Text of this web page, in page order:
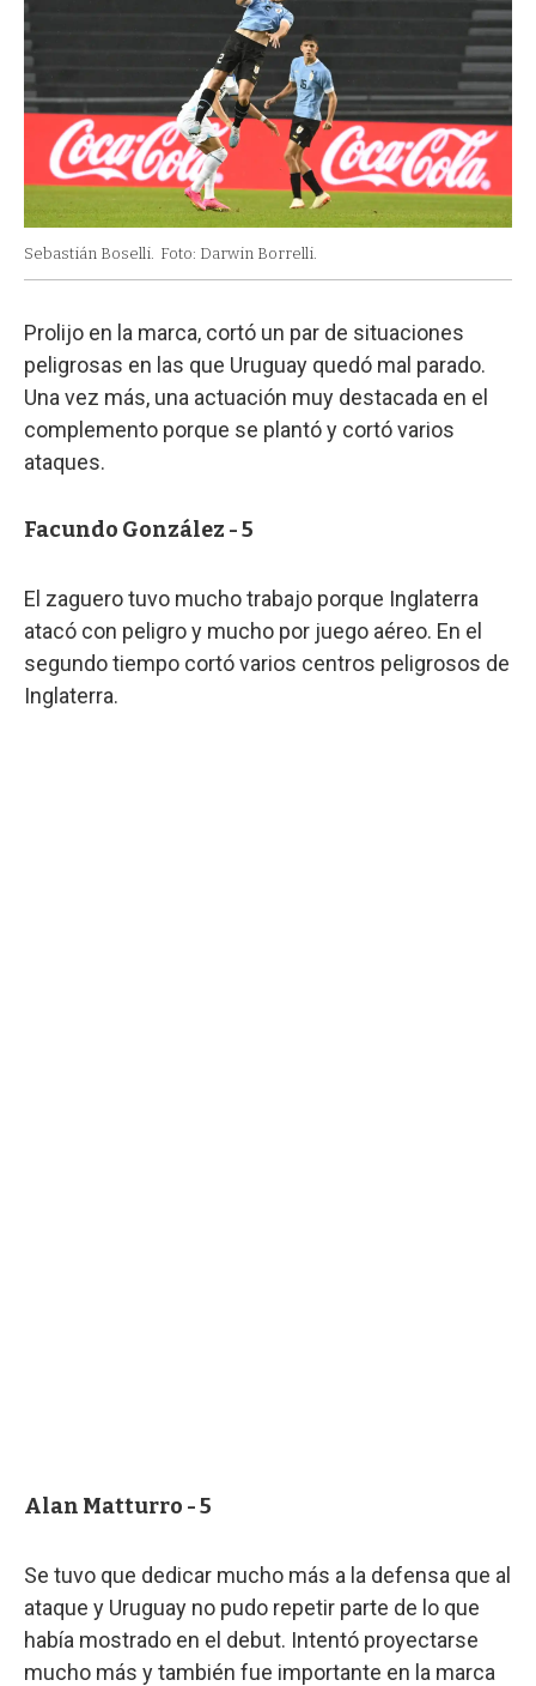
Sebastián Boselli. Foto: Darwin Borrelli.
Prolijo en la marca, cortó un par de situaciones
peligrosas en las que Uruguay quedó mal parado.
Una vez más, una actuación muy destacada en el
complemento porque se plantó y cortó varios
ataques.
Facundo González - 5
El zaguero tuvo mucho trabajo porque Inglaterra
atacó con peligro y mucho por juego aéreo. En el
segundo tiempo cortó varios centros peligrosos de
Inglaterra.
Alan Matturro - 5
Se tuvo que dedicar mucho más a la defensa que al
ataque y Uruguay no pudo repetir parte de lo que
había mostrado en el debut. Intentó proyectarse
mucho más y también fue importante en la marca